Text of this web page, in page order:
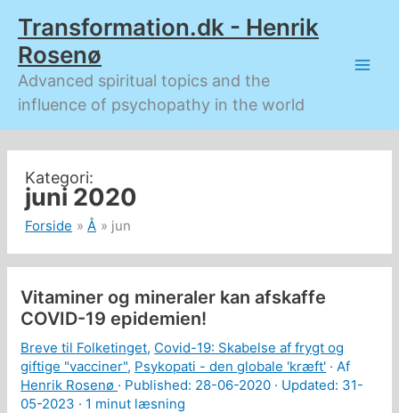
indholdet
Transformation.dk - Henrik
Rosenø
Advanced spiritual topics and the
influence of psychopathy in the world
juni 2020
Forside Å jun
Vitaminer og mineraler kan afskaffe
COVID-19 epidemien!
Breve til Folketinget, Covid-19: Skabelse af frygt og
giftige "vacciner", Psykopati - den globale 'kræft' · Af
Henrik Rosenø · Published: 28-06-2020 · Updated: 31-
05-2023 · 1 minut læsning